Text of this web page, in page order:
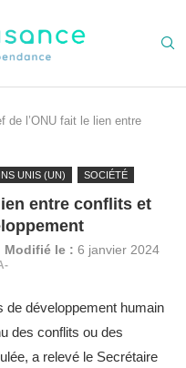
de l’ONU fait le lien entre
UNIS (UN) SOCIÉTÉ
entre conflits et
Modifié le : 6 janvier 2024
de développement humain
des conflits ou des
a relevé le Secrétaire